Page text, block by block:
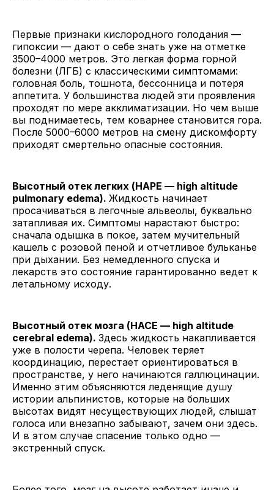
Первые признаки кислородного голодания —
гипоксии — дают о себе знать уже на отметке
3500–4000 метров. Это легкая форма горной
болезни (ЛГБ) с классическими симптомами:
головная боль, тошнота, бессонница и потеря
аппетита. У большинства людей эти проявления
проходят по мере акклиматизации. Но чем выше
вы поднимаетесь, тем коварнее становится гора.
После 5000–6000 метров на смену дискомфорту
приходят смертельно опасные состояния.
Высотный отек легких (HAPE — high altitude
pulmonary edema). Жидкость начинает
просачиваться в легочные альвеолы, буквально
затапливая их. Симптомы нарастают быстро:
сначала одышка в покое, затем мучительный
кашель с розовой пеной и отчетливое бульканье
при дыхании. Без немедленного спуска и
лекарств это состояние гарантированно ведет к
летальному исходу.
Высотный отек мозга (HACE — high altitude
cerebral edema). Здесь жидкость накапливается
уже в полости черепа. Человек теряет
координацию, перестает ориентироваться в
пространстве, у него начинаются галлюцинации.
Именно этим объясняются леденящие душу
истории альпинистов, которые на больших
высотах видят несуществующих людей, слышат
голоса или внезапно забывают, зачем они здесь.
И в этом случае спасение только одно —
экстренный спуск.